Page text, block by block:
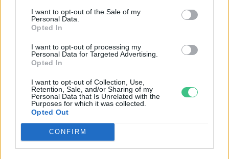
I want to opt-out of the Sale of my
Personal Data.
Opted In
I want to opt-out of processing my
Personal Data for Targeted Advertising.
Opted In
I want to opt-out of Collection, Use,
Retention, Sale, and/or Sharing of my
Personal Data that Is Unrelated with the
Purposes for which it was collected.
Opted Out
CONFIRM
Születésnapi programokkal várja a
hétvégén a közönséget a 160 éves
Fővárosi Állatkert
ÉLŐ BOLYGÓNK
Szedd magad őszibarack: itt vannak
a legjobb lelőhelyek!
SZEMLE